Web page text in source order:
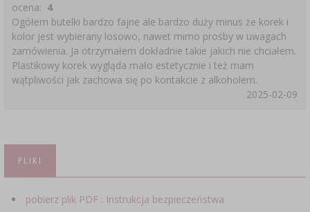
ocena: 4
Ogółem butelki bardzo fajne ale bardzo duży minus że korek i
kolor jest wybierany losowo, nawet mimo prośby w uwagach
zamówienia. Ja otrzymałem dokładnie takie jakich nie chciałem.
Plastikowy korek wygląda mało estetycznie i też mam
wątpliwości jak zachowa się po kontakcie z alkoholem.
2025-02-09
PLIKI
pobierz plik PDF : Instrukcja bezpieczeństwa